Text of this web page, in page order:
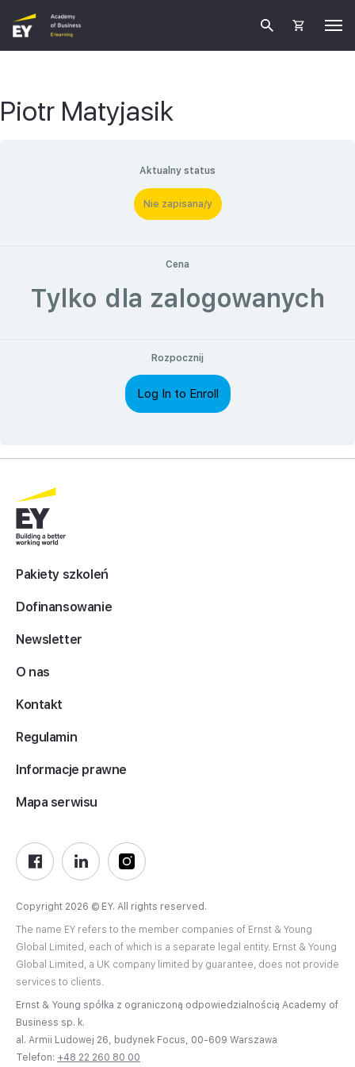
Piotr Matyjasik
Aktualny status
Nie zapisana/y
Cena
Tylko dla zalogowanych
Rozpocznij
Log In to Enroll
Pakiety szkoleń
Dofinansowanie
Newsletter
O nas
Kontakt
Regulamin
Informacje prawne
Mapa serwisu
Copyright 2026 © EY. All rights reserved.
The name EY refers to the member companies of Ernst & Young
Global Limited, each of which is a separate legal entity. Ernst & Young
Global Limited, a UK company limited by guarantee, does not provide
services to clients.
Ernst & Young spółka z ograniczoną odpowiedzialnością Academy of
Business sp. k.
al. Armii Ludowej 26, budynek Focus, 00-609 Warszawa
Telefon: +48 22 260 80 00